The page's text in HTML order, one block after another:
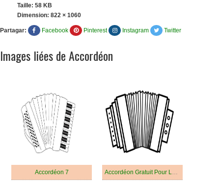
Taille: 58 KB
Dimension: 822 × 1060
Partagar: Facebook Pinterest Instagram Twitter
Images liées de Accordéon
Accordéon 7 Accordéon Gratuit Pour Les Enfants